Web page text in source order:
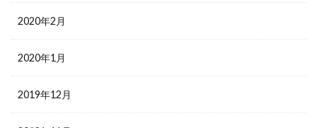
2020年2月
2020年1月
2019年12月